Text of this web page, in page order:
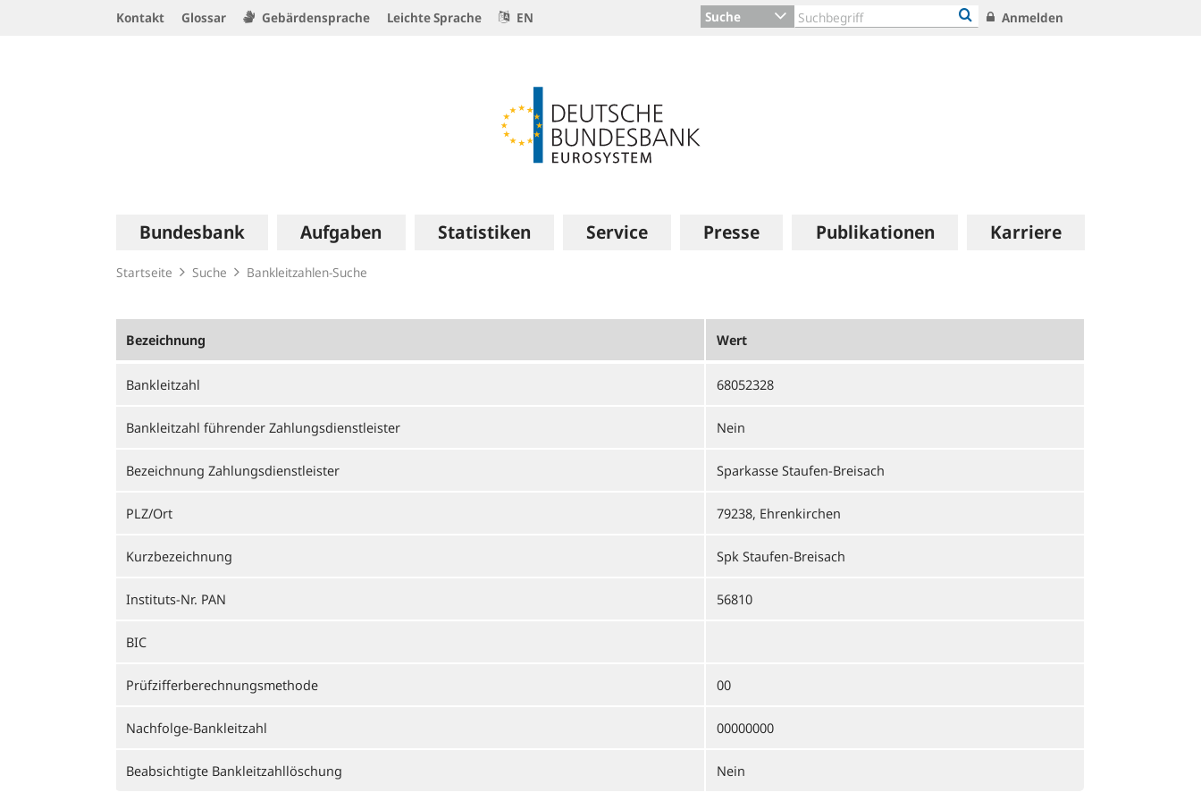
Kontakt Glossar Gebärdensprache Leichte Sprache EN Suche Anmelden
Hauptnavigation
Bundesbank Aufgaben Statistiken Service Presse Publikationen Karriere
Startseite Suche Bankleitzahlen-Suche
Bezeichnung Wert
Bankleitzahl 68052328
Bankleitzahl führender Zahlungsdienstleister Nein
Bezeichnung Zahlungsdienstleister Sparkasse Staufen-Breisach
PLZ/Ort 79238, Ehrenkirchen
Kurzbezeichnung Spk Staufen-Breisach
Instituts-Nr. PAN 56810
BIC
Prüfzifferberechnungsmethode 00
Nachfolge-Bankleitzahl 00000000
Beabsichtigte Bankleitzahllöschung Nein